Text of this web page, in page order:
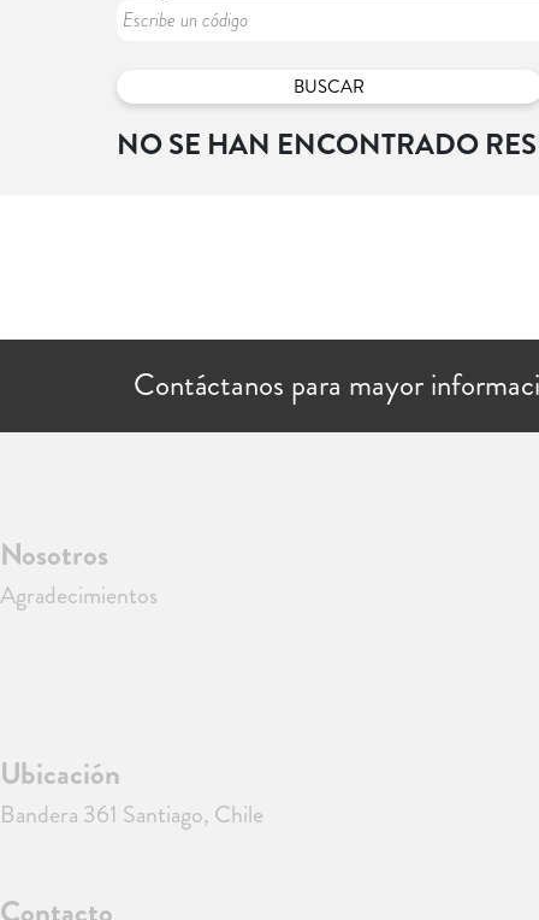
NO SE HAN ENCONTRADO
Contáctanos para mayor
Nosotros
Agradecimientos
Ubicación
Bandera 361 Santiago, Chile